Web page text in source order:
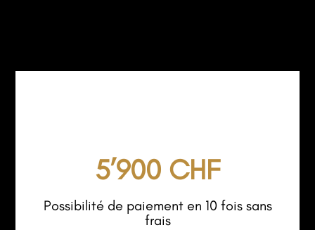
5’900 CHF
Possibilité de paiement en 10 fois sans
frais